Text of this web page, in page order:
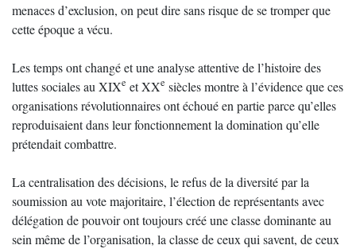
menaces d’exclusion, on peut dire sans risque de se tromper que
cette époque a vécu.
Les temps ont changé et une analyse attentive de l’histoire des
luttes sociales au XIXe et XXe siècles montre à l’évidence que ces
organisations révolutionnaires ont échoué en partie parce qu’elles
reproduisaient dans leur fonctionnement la domination qu’elle
prétendait combattre.
La centralisation des décisions, le refus de la diversité par la
soumission au vote majoritaire, l’élection de représentants avec
délégation de pouvoir ont toujours créé une classe dominante au
sein même de l’organisation, la classe de ceux qui savent, de ceux